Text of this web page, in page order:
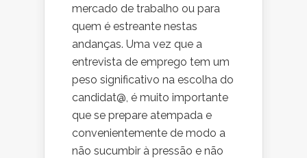
mercado de trabalho ou para
quem é estreante nestas
andanças. Uma vez que a
entrevista de emprego tem um
peso significativo na escolha do
candidat@, é muito importante
que se prepare atempada e
convenientemente de modo a
não sucumbir à pressão e não